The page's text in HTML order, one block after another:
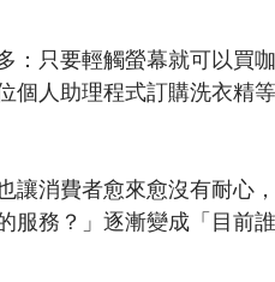
：只要輕觸螢幕就可以買
個人助理程式訂購洗衣精
讓消費者愈來愈沒有耐心
服務？」逐漸變成「目前